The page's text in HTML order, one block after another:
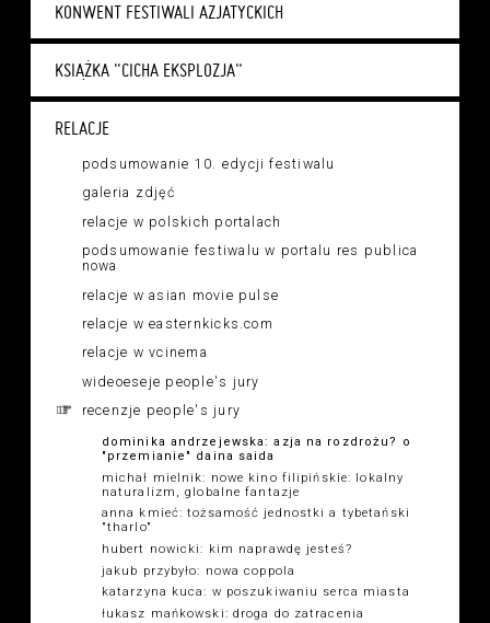
KONWENT FESTIWALI AZJATYCKICH
KSIĄŻKA "CICHA EKSPLOZJA"
RELACJE
podsumowanie 10. edycji festiwalu
galeria zdjęć
relacje w polskich portalach
podsumowanie festiwalu w portalu res publica
nowa
relacje w asian movie pulse
relacje w easternkicks.com
relacje w vcinema
wideoeseje people's jury
recenzje people's jury
dominika andrzejewska: azja na rozdrożu? o
"przemianie" daina saida
michał mielnik: nowe kino filipińskie: lokalny
naturalizm, globalne fantazje
anna kmieć: tożsamość jednostki a tybetański
"tharlo"
hubert nowicki: kim naprawdę jesteś?
jakub przybyło: nowa coppola
katarzyna kuca: w poszukiwaniu serca miasta
łukasz mańkowski: droga do zatracenia